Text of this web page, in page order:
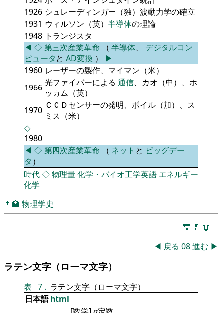
1926 シュレーディンガー（独）波動力学の確立
1931 ウィルソン（英） 半導体の理論
1948 トランジスタ
◀ ◇第三次産業革命 （ 半導体、 デジタルコン
ピュータ と AD変換 ） ▶
1960 レーザーの製作、マイマン（米）
1966 光ファイバーによる 通信、カオ（中）、ホ
ッカム（英）
1970 ＣＣＤセンサーの発明、ボイル（加）、ス
ミス（米）
◇
1980
◀ ◇第四次産業革命 （ ネット と ビッグデー
タ ）
時代◇物理量化学・バイオ工学英語 エネルギー
化学
👨‍🏫 物理学史
🔚 🔝 📖
◀ 戻る 08進む ▶
ラテン文字（ローマ文字）
表 7 . ラテン文字（ローマ文字）
日本語html